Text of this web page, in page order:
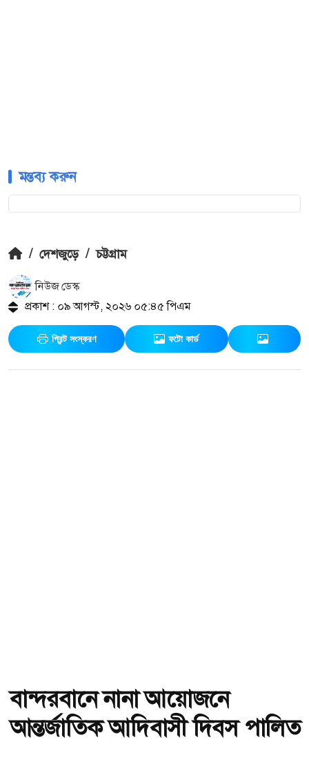
মন্তব্য করুন
/ দেশজুড়ে / চট্টগ্রাম
নিউজ ডেস্ক
প্রকাশ : ০৯ আগস্ট, ২০২৬ ০৫:৪৫ পিএম
প্রিন্ট সংস্করণ ফটো কার্ড
বান্দরবানে নানা আয়োজনে
আন্তর্জাতিক আদিবাসী দিবস পালিত